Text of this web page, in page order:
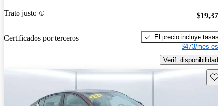
Trato justo
Certificados por terceros
El precio incluye tasas
$473/mes
Verif. disponibilidad